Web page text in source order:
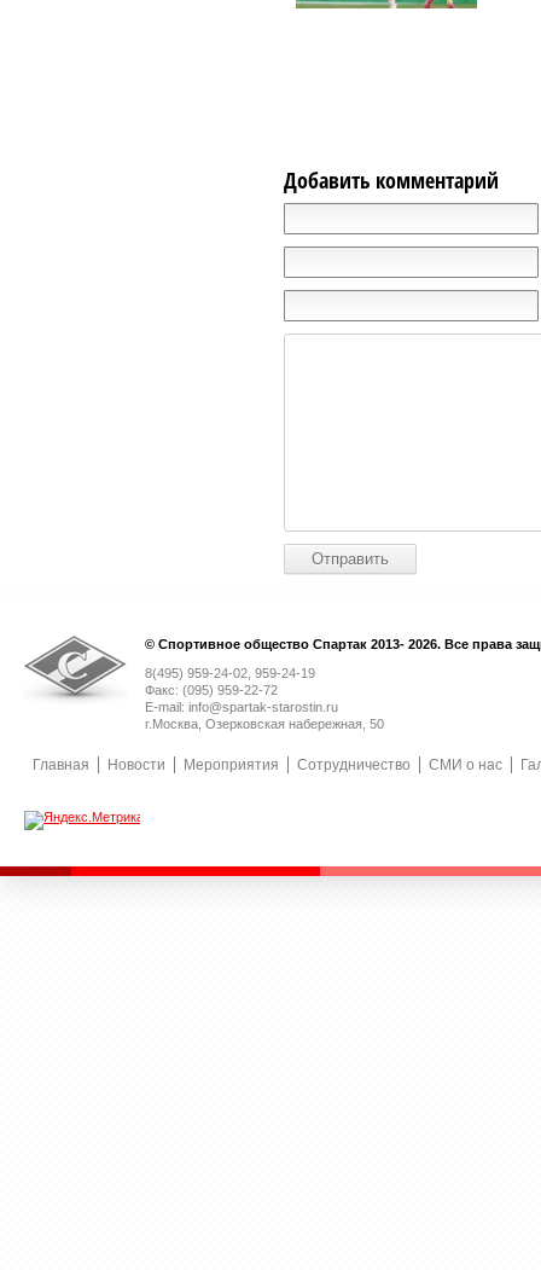
Добавить комментарий
© Спортивное общество Спартак 2013- 2026. Все права
8(495) 959-24-02, 959-24-19
Факс: (095) 959-22-72
E-mail: info@spartak-starostin.ru
г.Москва, Озерковская набережная, 50
Главная Новости Мероприятия Сотрудничество СМИ о нас